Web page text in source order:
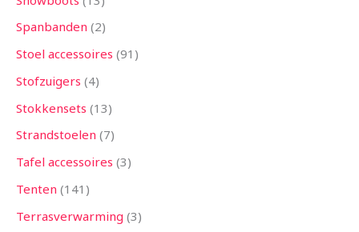
Spanbanden 2
Stoel accessoires 91
Stofzuigers 4
Stokkensets 13
Strandstoelen 7
Tafel accessoires 3
Tenten 141
Terrasverwarming 3